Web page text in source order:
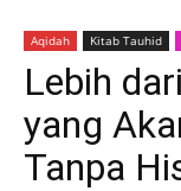
Aqidah Kitab Tauhid
Lebih
yang
Tanpa